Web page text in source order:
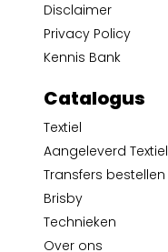
Disclaimer
Privacy Policy
Kennis Bank
Catalogus
Textiel
Aangeleverd Textiel
Transfers bestellen
Brisby
Technieken
Over ons